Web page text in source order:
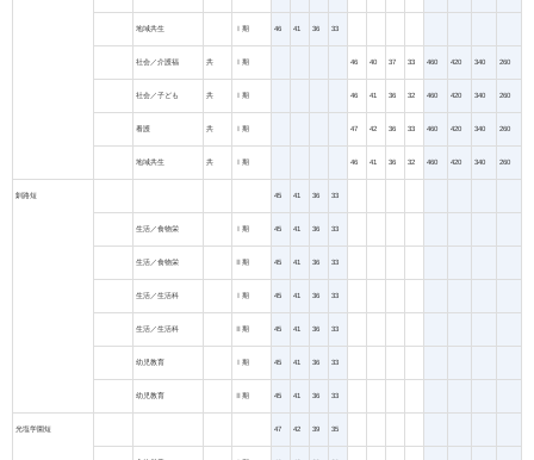
地域共生 Ⅰ期 46 41 36 33
社会／介護福 共 Ⅰ期 46 40 37 33 460 420 340 260
社会／子ども 共 Ⅰ期 46 41 36 32 460 420 340 260
看護 共 Ⅰ期 47 42 36 33 460 420 340 260
地域共生 共 Ⅰ期 46 41 36 32 460 420 340 260
釧路短 45 41 36 33
生活／食物栄 Ⅰ期 45 41 36 33
生活／食物栄 Ⅱ期 45 41 36 33
生活／生活科 Ⅰ期 45 41 36 33
生活／生活科 Ⅱ期 45 41 36 33
幼児教育 Ⅰ期 45 41 36 33
幼児教育 Ⅱ期 45 41 36 33
光塩学園短 47 42 39 35